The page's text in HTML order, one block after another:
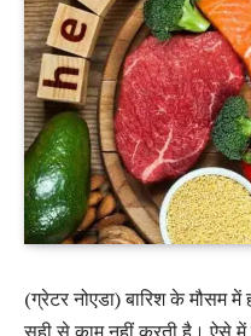
(ग्रेटर नोएडा) बारिश के मौसम में